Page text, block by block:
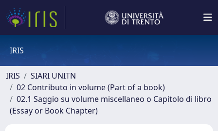
IRIS
IRIS
SIARI UNITN
02 Contributo in volume (Part of a book)
02.1 Saggio su volume miscellaneo o Capitolo di libro
(Essay or Book Chapter)